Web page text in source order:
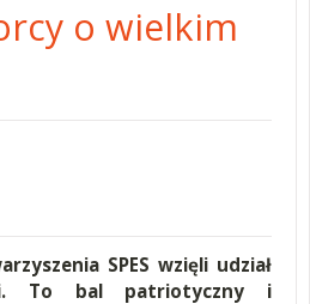
o wielkim
SPES wzięli udział
To bal patriotyczny i